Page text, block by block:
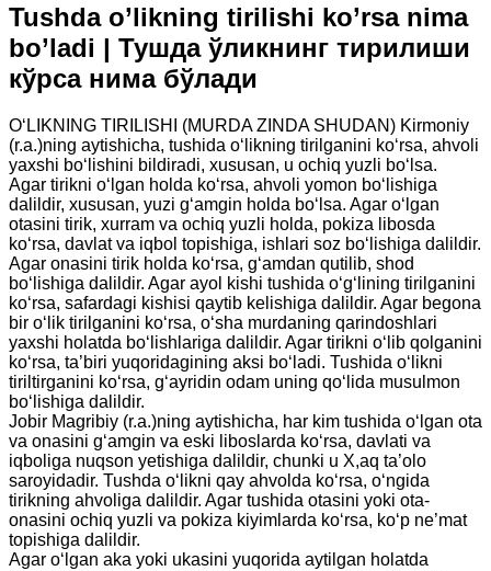
Tushda o’likning tirilishi ko’rsa nima
bo’ladi | Тушда ўликнинг тирилиши
кўрса нима бўлади
O‘LIKNING TIRILISHI (MURDA ZINDA SHUDAN) Kirmoniy
(r.a.)ning aytishicha, tushida o‘likning tirilganini ko‘rsa, ahvoli
yaxshi bo‘lishini bildiradi, xususan, u ochiq yuzli bo‘lsa.
Agar tirikni o‘lgan holda ko‘rsa, ahvoli yomon bo‘lishiga
dalildir, xususan, yuzi g‘amgin holda bo‘lsa. Agar o‘lgan
otasini tirik, xurram va ochiq yuzli holda, pokiza libosda
ko‘rsa, davlat va iqbol topishiga, ishlari soz bo‘lishiga dalildir.
Agar onasini tirik holda ko‘rsa, g‘amdan qutilib, shod
bo‘lishiga dalildir. Agar ayol kishi tushida o‘g‘lining tirilganini
ko‘rsa, safardagi kishisi qaytib kelishiga dalildir. Agar begona
bir o‘lik tirilganini ko‘rsa, o‘sha murdaning qarindoshlari
yaxshi holatda bo‘lishlariga dalildir. Agar tirikni o‘lib qolganini
ko‘rsa, ta’biri yuqoridagining aksi bo‘ladi. Tushida o‘likni
tiriltirganini ko‘rsa, g‘ayridin odam uning qo‘lida musulmon
bo‘lishiga dalildir.
Jobir Magribiy (r.a.)ning aytishicha, har kim tushida o‘lgan ota
va onasini g‘amgin va eski liboslarda ko‘rsa, davlati va
iqboliga nuqson yetishiga dalildir, chunki u X,aq ta’olo
saroyidadir. Tushda o‘likni qay ahvolda ko‘rsa, o‘ngida
tirikning ahvoliga dalildir. Agar tushida otasini yoki ota-
onasini ochiq yuzli va pokiza kiyimlarda ko‘rsa, ko‘p ne’mat
topishiga dalildir.
Agar o‘lgan aka yoki ukasini yuqorida aytilgan holatda